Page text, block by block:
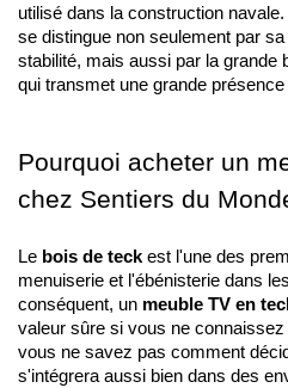
utilisé dans la construction
se distingue non seulement par
stabilité, mais aussi par la grande
qui transmet une grande présence
Pourquoi acheter un
chez Sentiers du
Le bois de teck est l'une des
menuiserie et l'ébénisterie dans
conséquent, un meuble TV en
valeur sûre si vous ne
vous ne savez pas comment
s'intégrera aussi bien dans des